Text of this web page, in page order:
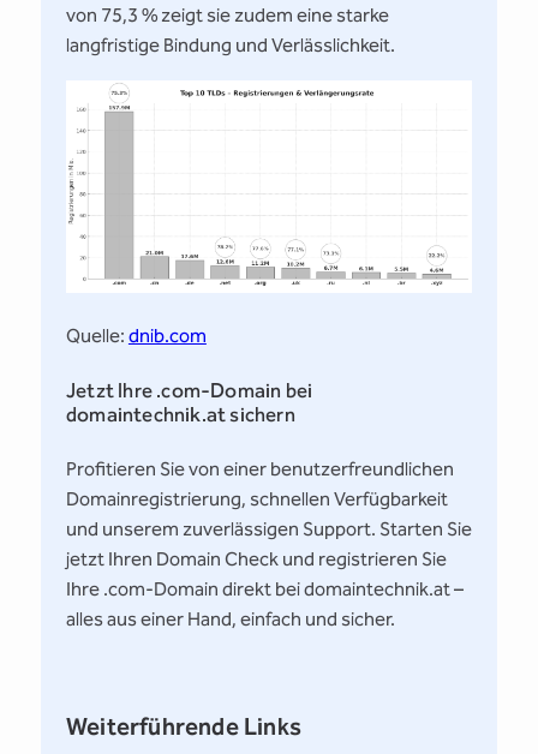
von 75,3 % zeigt sie zudem eine starke
langfristige Bindung und Verlässlichkeit.
Quelle: dnib.com
Jetzt Ihre .com-Domain bei
domaintechnik.at sichern
Profitieren Sie von einer benutzerfreundlichen
Domainregistrierung, schnellen Verfügbarkeit
und unserem zuverlässigen Support. Starten Sie
jetzt Ihren Domain Check und registrieren Sie
Ihre .com-Domain direkt bei domaintechnik.at –
alles aus einer Hand, einfach und sicher.
Weiterführende Links